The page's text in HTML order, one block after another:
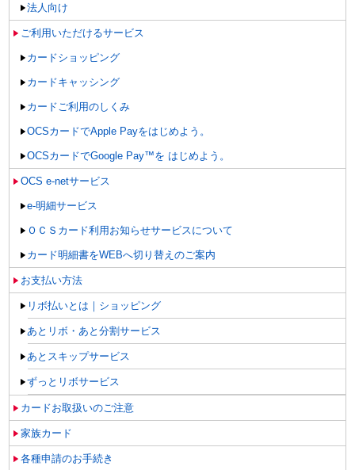
法人向け
ご利用いただけるサービス
カードショッピング
カードキャッシング
カードご利用のしくみ
OCSカードでApple Payをはじめよう。
OCSカードでGoogle Pay™を はじめよう。
OCS e-netサービス
e-明細サービス
ＯＣＳカード利用お知らせサービスについて
カード明細書をWEBへ切り替えのご案内
お支払い方法
リボ払いとは｜ショッピング
あとリボ・あと分割サービス
あとスキップサービス
ずっとリボサービス
カードお取扱いのご注意
家族カード
各種申請のお手続き